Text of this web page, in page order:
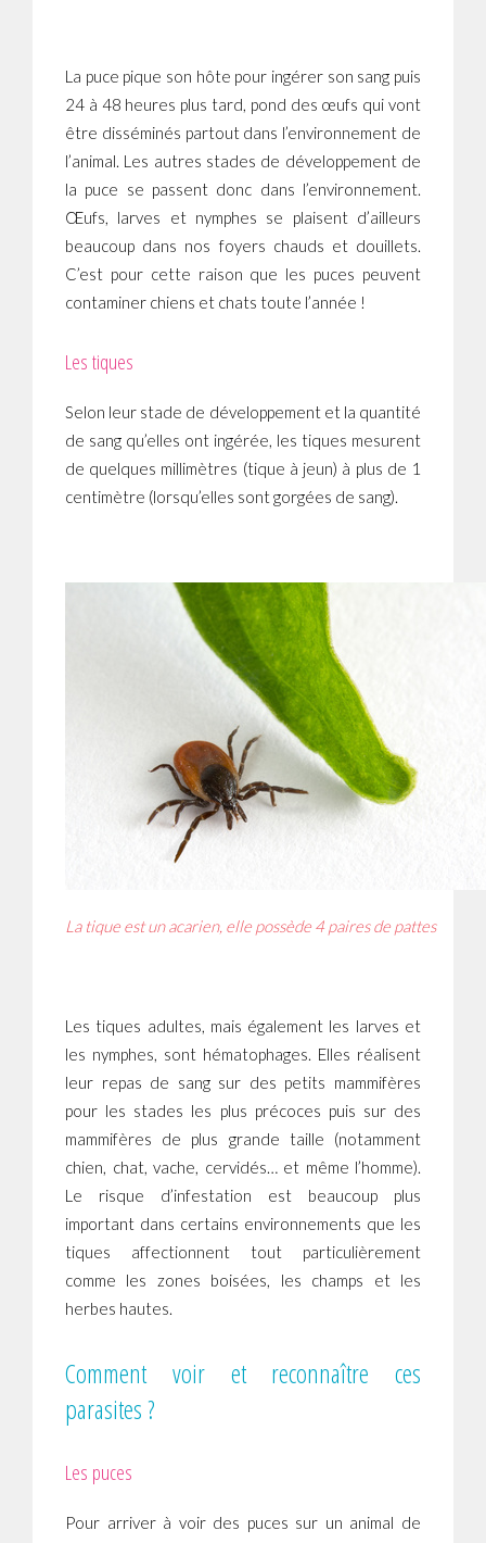
La puce pique son hôte pour ingérer son sang puis
24 à 48 heures plus tard, pond des œufs qui vont
être disséminés partout dans l’environnement de
l’animal. Les autres stades de développement de
la puce se passent donc dans l’environnement.
Œufs, larves et nymphes se plaisent d’ailleurs
beaucoup dans nos foyers chauds et douillets.
C’est pour cette raison que les puces peuvent
contaminer chiens et chats toute l’année !
Les tiques
Selon leur stade de développement et la quantité
de sang qu’elles ont ingérée, les tiques mesurent
de quelques millimètres (tique à jeun) à plus de 1
centimètre (lorsqu’elles sont gorgées de sang).
La tique est un acarien, elle possède 4 paires de pattes
Les tiques adultes, mais également les larves et
les nymphes, sont hématophages. Elles réalisent
leur repas de sang sur des petits mammifères
pour les stades les plus précoces puis sur des
mammifères de plus grande taille (notamment
chien, chat, vache, cervidés… et même l’homme).
Le risque d’infestation est beaucoup plus
important dans certains environnements que les
tiques affectionnent tout particulièrement
comme les zones boisées, les champs et les
herbes hautes.
Comment voir et reconnaître ces
parasites ?
Les puces
Pour arriver à voir des puces sur un animal de